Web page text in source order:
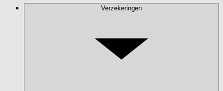
Verzekeringen